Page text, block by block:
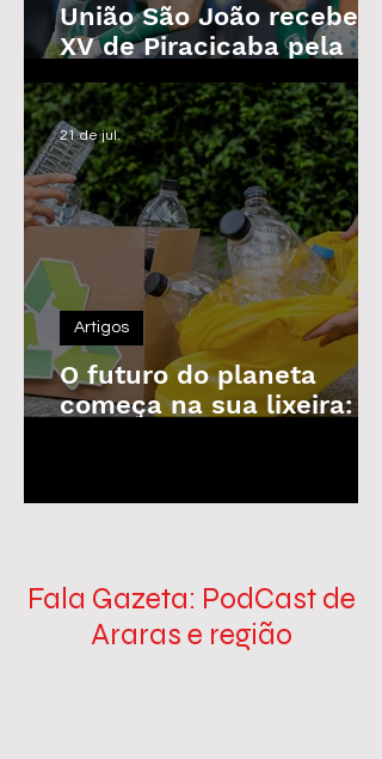
União São João recebe o
XV de Piracicaba pela
Copa Paulista nesta
quarta-feira
O futuro do planeta
começa na sua lixeira: o
Artigos
21 de jul.
Fala Gazeta: PodCast de
Araras e região